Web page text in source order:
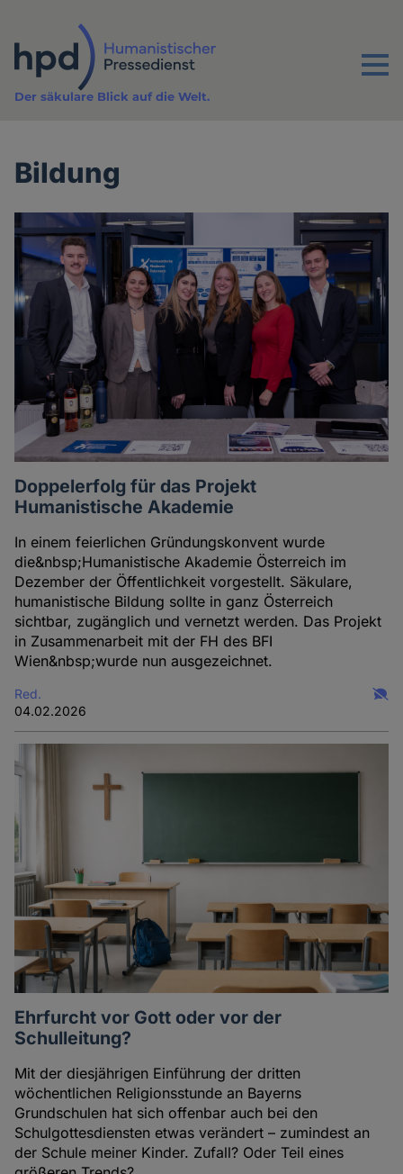
Inhalt
Menu
Der säkulare Blick auf die Welt.
Bildung
Doppelerfolg für das Projekt
Humanistische Akademie
In einem feierlichen Gründungskonvent wurde
die&nbsp;Humanistische Akademie Österreich im
Dezember der Öffentlichkeit vorgestellt. Säkulare,
humanistische Bildung sollte in ganz Österreich
sichtbar, zugänglich und vernetzt werden. Das Projekt
in Zusammenarbeit mit der FH des BFI
Wien&nbsp;wurde nun ausgezeichnet.
Red.
04.02.2026
Ehrfurcht vor Gott oder vor der
Schulleitung?
Mit der diesjährigen Einführung der dritten
wöchentlichen Religionsstunde an Bayerns
Grundschulen hat sich offenbar auch bei den
Schulgottesdiensten etwas verändert – zumindest an
der Schule meiner Kinder. Zufall? Oder Teil eines